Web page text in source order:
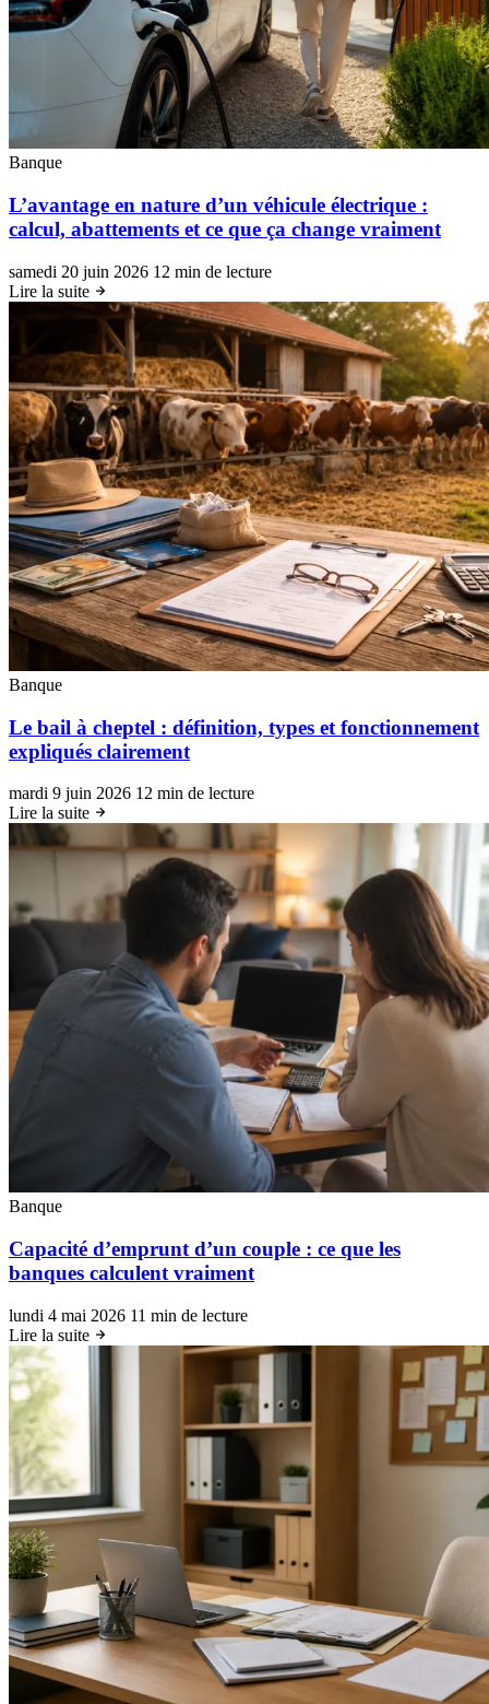
Banque
L’avantage en nature d’un véhicule électrique :
calcul, abattements et ce que ça change vraiment
samedi 20 juin 2026 12 min de lecture
Lire la suite
Banque
Le bail à cheptel : définition, types et fonctionnement
expliqués clairement
mardi 9 juin 2026 12 min de lecture
Lire la suite
Banque
Capacité d’emprunt d’un couple : ce que les
banques calculent vraiment
lundi 4 mai 2026 11 min de lecture
Lire la suite